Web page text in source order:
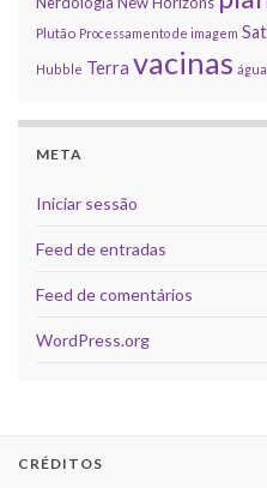
Plutão Processamento de imagem
Hubble Terra vacinas água
META
Iniciar sessão
Feed de entradas
Feed de comentários
WordPress.org
CRÉDITOS